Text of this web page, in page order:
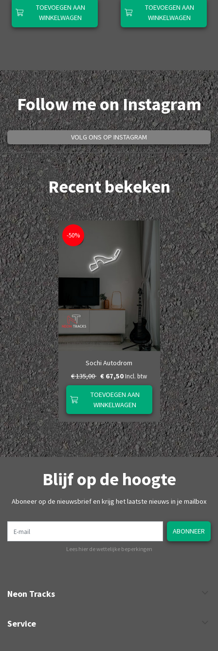
TOEVOEGEN AAN
WINKELWAGEN
TOEVOEGEN AAN
WINKELWAGEN
Follow me on Instagram
VOLG ONS OP INSTAGRAM
Recent bekeken
-50%
Sochi Autodrom
€ 135,00 € 67,50 Incl. btw
TOEVOEGEN AAN
WINKELWAGEN
Blijf op de hoogte
Aboneer op de nieuwsbrief en krijg het laatste nieuws in je mailbox
ABONNEER
Lees hier de wettelijke beperkingen
Neon Tracks
Service